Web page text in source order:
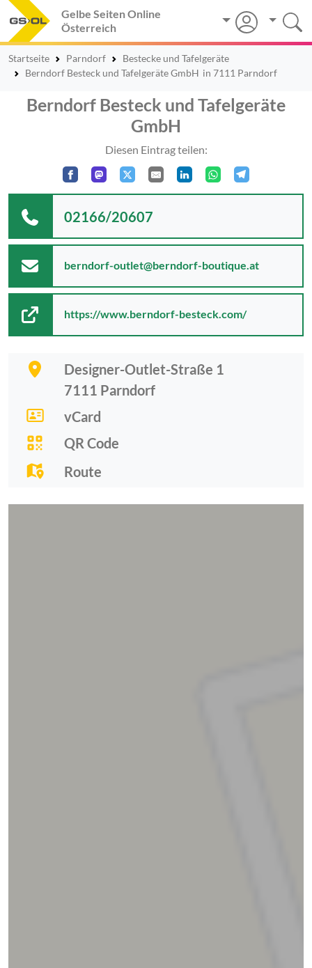
Gelbe Seiten Online
Österreich
Startseite Parndorf
Bestecke und Tafelgeräte
Berndorf Besteck und Tafelgeräte GmbH in 7111 Parndorf
Berndorf Besteck und Tafelgeräte
GmbH
Diesen Eintrag teilen:
Designer-Outlet-Straße 1
7111 Parndorf
vCard
QR Code
Route
02166/20607
berndorf-outlet@berndorf-boutique.at
https://www.berndorf-besteck.com/